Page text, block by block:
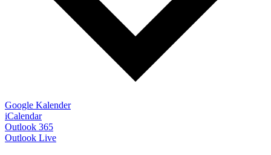
Google Kalender
iCalendar
Outlook 365
Outlook Live